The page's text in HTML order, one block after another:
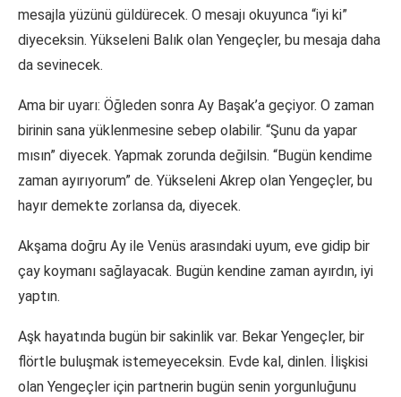
mesajla yüzünü güldürecek. O mesajı okuyunca “iyi ki”
diyeceksin. Yükseleni Balık olan Yengeçler, bu mesaja daha
da sevinecek.
Ama bir uyarı: Öğleden sonra Ay Başak’a geçiyor. O zaman
birinin sana yüklenmesine sebep olabilir. “Şunu da yapar
mısın” diyecek. Yapmak zorunda değilsin. “Bugün kendime
zaman ayırıyorum” de. Yükseleni Akrep olan Yengeçler, bu
hayır demekte zorlansa da, diyecek.
Akşama doğru Ay ile Venüs arasındaki uyum, eve gidip bir
çay koymanı sağlayacak. Bugün kendine zaman ayırdın, iyi
yaptın.
Aşk hayatında bugün bir sakinlik var. Bekar Yengeçler, bir
flörtle buluşmak istemeyeceksin. Evde kal, dinlen. İlişkisi
olan Yengeçler için partnerin bugün senin yorgunluğunu